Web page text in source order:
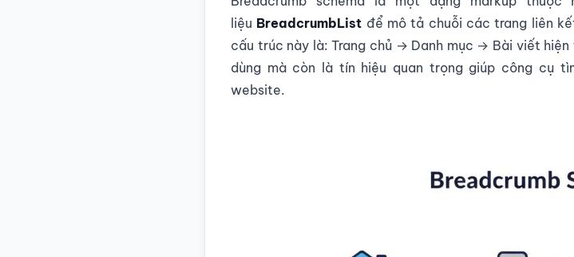
liệu BreadcrumbList để mô tả chuỗi các trang liên
cấu trúc này là: Trang chủ → Danh mục → Bài viết
dùng mà còn là tín hiệu quan trọng giúp công cụ
website.